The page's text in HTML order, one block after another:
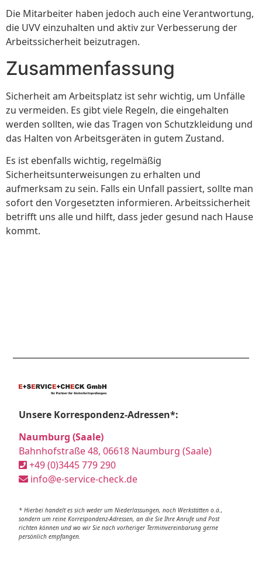
Die Mitarbeiter haben jedoch auch eine Verantwortung,
die UVV einzuhalten und aktiv zur Verbesserung der
Arbeitssicherheit beizutragen.
Zusammenfassung
Sicherheit am Arbeitsplatz ist sehr wichtig, um Unfälle
zu vermeiden. Es gibt viele Regeln, die eingehalten
werden sollten, wie das Tragen von Schutzkleidung und
das Halten von Arbeitsgeräten in gutem Zustand.
Es ist ebenfalls wichtig, regelmäßig
Sicherheitsunterweisungen zu erhalten und
aufmerksam zu sein. Falls ein Unfall passiert, sollte man
sofort den Vorgesetzten informieren. Arbeitssicherheit
betrifft uns alle und hilft, dass jeder gesund nach Hause
kommt.
Unsere Korrespondenz-Adressen*:
Naumburg (Saale)
Bahnhofstraße 48, 06618 Naumburg (Saale)
+49 (0)3445 779 290
info@e-service-check.de
* Hierbei handelt es sich weder um Niederlassungen, noch Werkstätten o.ä.,
sondern um reine Korrespondenz-Adressen, an die Sie Ihre Anrufe und Post
richten können und wo wir Sie nach vorheriger Terminvereinbarung gerne
persönlich empfangen.